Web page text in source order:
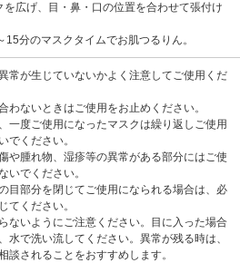
を広げ、目・鼻・口の位置を合わせて張付け
15分のマスクタイムでお肌つるりん。
常が生じていないかよく注意してご使用くだ
わないときはご使用をお止めください。
一度ご使用になったマスクは繰り返しご使用
でください。
や腫れ物、湿疹等の異常がある部分にはご使
いでください。
目部分を閉じてご使用になられる場合は、必
てください。
ないようにご注意ください。目に入った場合
水で洗い流してください。異常が残る時は、
談されることをおすすめします。